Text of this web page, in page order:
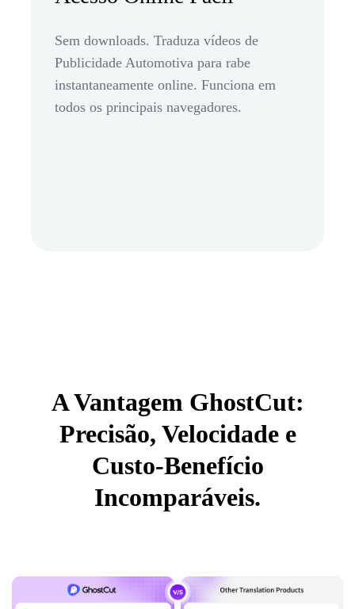
Sem downloads. Traduza vídeos de
Publicidade Automotiva para rabe
instantaneamente online. Funciona em
todos os principais navegadores.
A Vantagem GhostCut:
Precisão, Velocidade e
Custo-Benefício
Incomparáveis.